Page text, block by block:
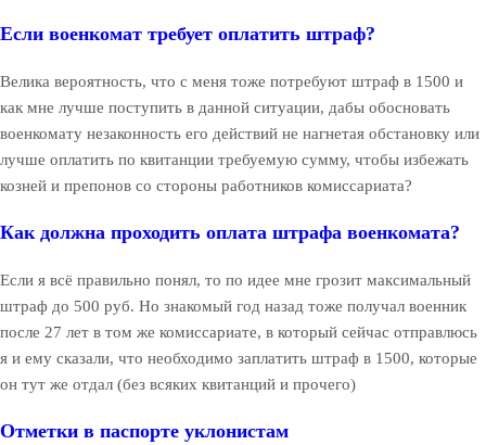
Если военкомат требует оплатить штраф?
Велика вероятность, что с меня тоже потребуют штраф в 1500 и
как мне лучше поступить в данной ситуации, дабы обосновать
военкомату незаконность его действий не нагнетая обстановку или
лучше оплатить по квитанции требуемую сумму, чтобы избежать
козней и препонов со стороны работников комиссариата?
Как должна проходить оплата штрафа военкомата?
Если я всё правильно понял, то по идее мне грозит максимальный
штраф до 500 руб. Но знакомый год назад тоже получал военник
после 27 лет в том же комиссариате, в который сейчас отправлюсь
я и ему сказали, что необходимо заплатить штраф в 1500, которые
он тут же отдал (без всяких квитанций и прочего)
Отметки в паспорте уклонистам